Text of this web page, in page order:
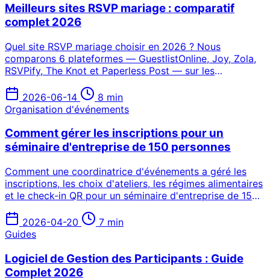
Meilleurs sites RSVP mariage : comparatif
complet 2026
Quel site RSVP mariage choisir en 2026 ? Nous
comparons 6 plateformes — GuestlistOnline, Joy, Zola,
RSVPify, The Knot et Paperless Post — sur les
couples en France, Belgique et Suisse.
2026-06-14
8 min
Organisation d'événements
Comment gérer les inscriptions pour un
séminaire d'entreprise de 150 personnes
Comment une coordinatrice d'événements a géré les
inscriptions, les choix d'ateliers, les régimes alimentaires
et le check-in QR pour un séminaire d'entreprise de 150
2026-04-20
7 min
Guides
Logiciel de Gestion des Participants : Guide
Complet 2026